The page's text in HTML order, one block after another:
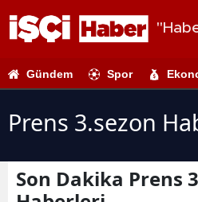
Gündem Spor
Prens 3.sezon
Son Dakika Prens